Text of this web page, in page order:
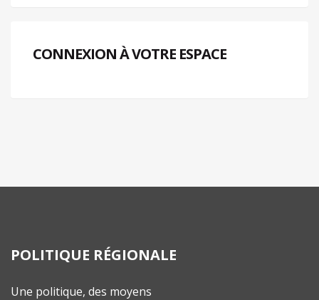
CONNEXION À VOTRE ESPACE
POLITIQUE RÉGIONALE
Une politique, des moyens